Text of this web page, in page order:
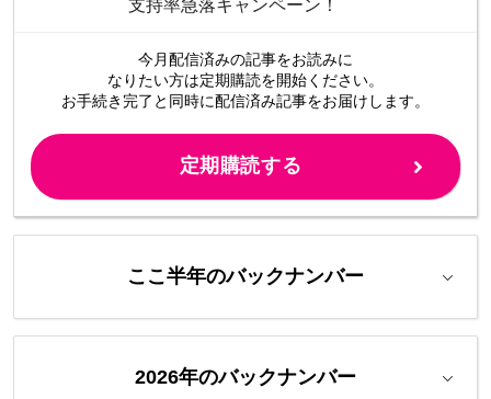
支持率急落キャンペーン！
今月配信済みの記事をお読みに
なりたい方は定期購読を開始ください。
お手続き完了と同時に配信済み記事をお届けします。
定期購読する
ここ半年のバックナンバー
2026年のバックナンバー